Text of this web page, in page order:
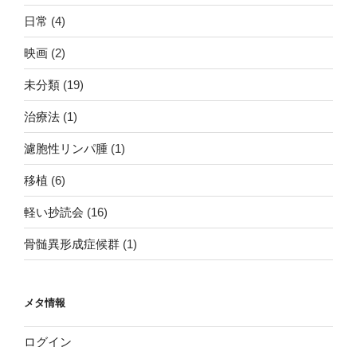
日常 (4)
映画 (2)
未分類 (19)
治療法 (1)
濾胞性リンパ腫 (1)
移植 (6)
軽い抄読会 (16)
骨髄異形成症候群 (1)
メタ情報
ログイン